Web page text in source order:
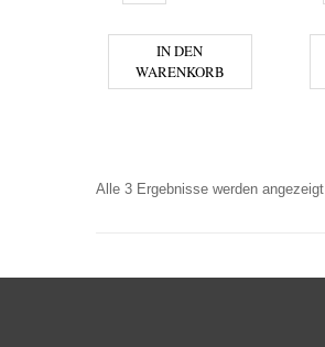
IN DEN
WARENKORB
Alle 3 Ergebnisse werden angezeigt